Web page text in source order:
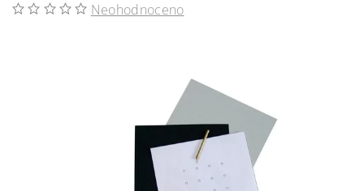
Neohodnoceno